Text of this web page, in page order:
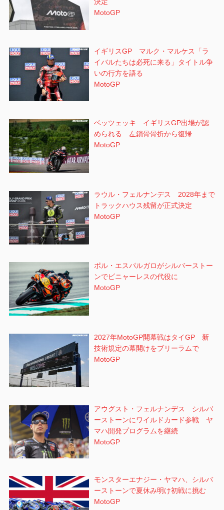
決定
MotoGP
イギリスGP マルク・マルケス「ラ
イバルたちは必死に来る」タイトル争
いの行方を語る
MotoGP
ベッツェッキ イギリスGP出場が認
められる 左鎖骨骨折から復帰
MotoGP
ラウル・フェルナンデス 2028年まで
トラックハウス残留が正式決定
MotoGP
ポル・エスパルガロがシルバーストー
ンでビニャーレスの代役に
MotoGP
2027年MotoGP開幕戦はタイGP 新
技術規定の幕開けをブリーラムで
MotoGP
アウグスト・フェルナンデス シルバ
ーストーンにワイルドカード参戦 ヤ
マハ開発プログラムを継続
MotoGP
モンスターエナジー・ヤマハ、シルバ
ーストーンで夏休み明け初戦に挑む
MotoGP